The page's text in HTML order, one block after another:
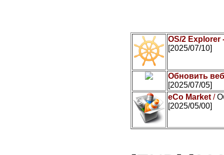
OS/2 Explorer
[2025/07/10]
Обновить
[2025/07/05]
eCo Market /
[2025/05/00]